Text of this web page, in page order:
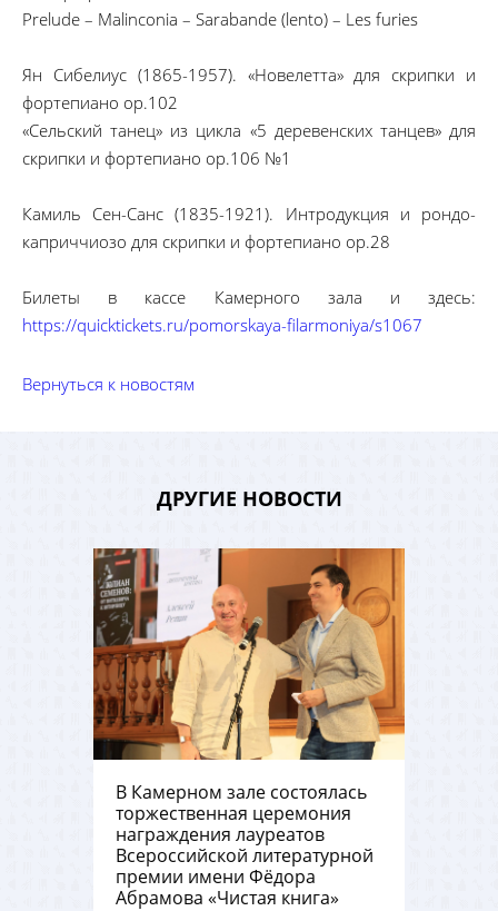
Prelude – Malinconia – Sarabande (lento) – Les furies
Ян Сибелиус (1865-1957). «Новелетта» для скрипки и
фортепиано op.102
«Сельский танец» из цикла «5 деревенских танцев» для
скрипки и фортепиано ор.106 №1
Камиль Сен-Санс (1835-1921). Интродукция и рондо-
каприччиозо для скрипки и фортепиано ор.28
Билеты в кассе Камерного зала и здесь:
https://quicktickets.ru/pomorskaya-filarmoniya/s1067
Вернуться к новостям
ДРУГИЕ НОВОСТИ
В Камерном зале состоялась
торжественная церемония
награждения лауреатов
Всероссийской литературной
премии имени Фёдора
Абрамова «Чистая книга»